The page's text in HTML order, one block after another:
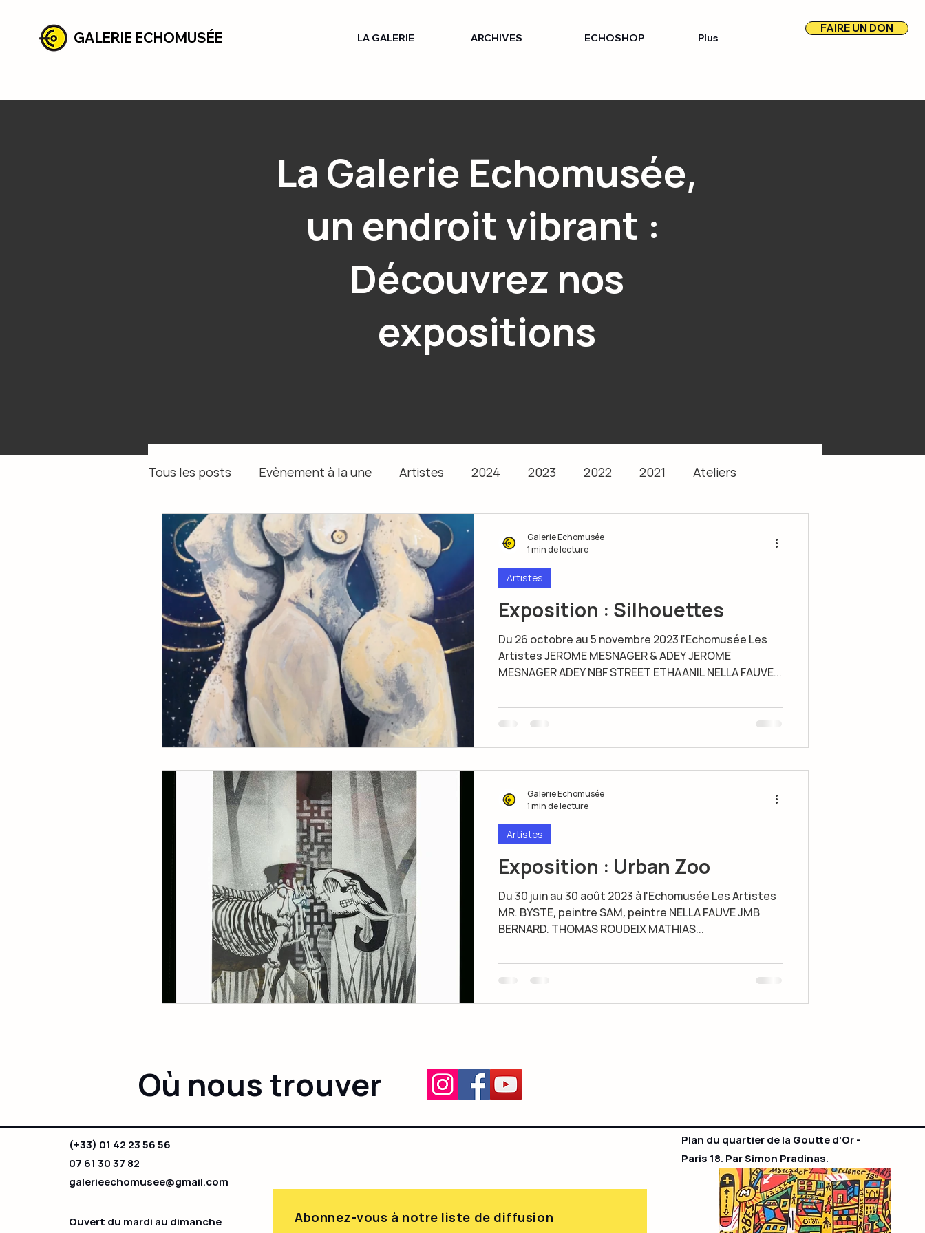
GALERIE ECHOMUSÉE LA GALERIE ARCHIVES ECHOSHOP Plus
FAIRE UN DON
La Galerie Echomusée,
un endroit vibrant :
Découvrez nos
expositions
Tous les posts Evènement à la une Artistes 2024 2023 2022 2021 Ateliers
Exposition : Silhouettes
Du 26 octobre au 5 novembre 2023 l'Echomusée Les
Artistes JEROME MESNAGER & ADEY JEROME
MESNAGER ADEY NBF STREET ETHAANIL NELLA FAUVE...
Artistes
Galerie Echomusée
1 min de lecture
Exposition : Urban Zoo
Du 30 juin au 30 août 2023 à l'Echomusée Les Artistes
MR. BYSTE, peintre SAM, peintre NELLA FAUVE JMB
BERNARD. THOMAS ROUDEIX MATHIAS...
Artistes
Galerie Echomusée
1 min de lecture
Où nous trouver
Abonnez-vous à notre liste de diffusion
(+33) 01 42 23 56 56
07 61 30 37 82
galerieechomusee@gmail.com
Ouvert du mardi au dimanche
Plan du quartier de la Goutte d'Or -
Paris 18. Par Simon Pradinas.